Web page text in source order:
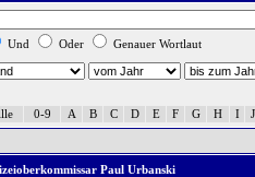
Und Oder Genauer Wortlaut
0-9 A B C D E F G H I J
Paul Urbanski